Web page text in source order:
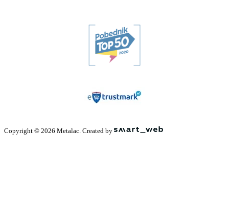
Copyright © 2026 Metalac. Created by